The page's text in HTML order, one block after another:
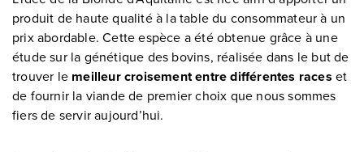
produit de haute qualité à la table du consommateur à un
prix abordable. Cette espèce a été obtenue grâce à une
étude sur la génétique des bovins, réalisée dans le but de
trouver le meilleur croisement entre différentes races et
de fournir la viande de premier choix que nous sommes
fiers de servir aujourd’hui.